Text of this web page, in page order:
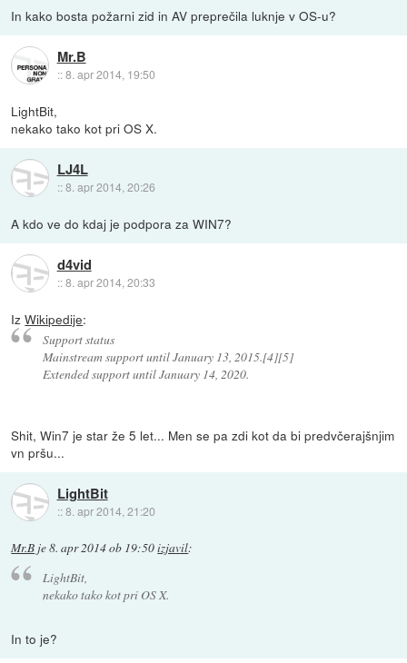
In kako bosta požarni zid in AV preprečila luknje v OS-u?
Mr.B
::8. apr 2014, 19:50
LightBit,
nekako tako kot pri OS X.
LJ4L
::8. apr 2014, 20:26
A kdo ve do kdaj je podpora za WIN7?
d4vid
::8. apr 2014, 20:33
IzWikipedije:
Support status
Mainstream support until January 13, 2015.[4][5]
Extended support until January 14, 2020.
Shit, Win7 je star že 5 let... Men se pa zdi kot da bi predvčerajšnjim
vn pršu...
LightBit
::8. apr 2014, 21:20
Mr.B je8. apr 2014 ob 19:50izjavil:
LightBit,
nekako tako kot pri OS X.
In to je?